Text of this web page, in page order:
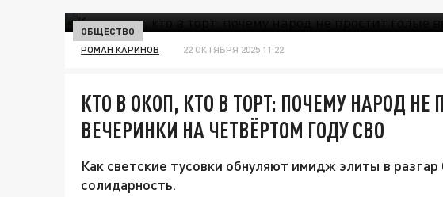
ОБЩЕСТВО
РОМАН КАРИНОВ 22 ОКТЯБРЯ 2025 11:22
КТО В ОКОП, КТО В ТОРТ: ПОЧЕМУ НАРОД
ВЕЧЕРИНКИ НА ЧЕТВЁРТОМ ГОДУ СВО
Как светские тусовки обнуляют имидж элиты в
солидарность.